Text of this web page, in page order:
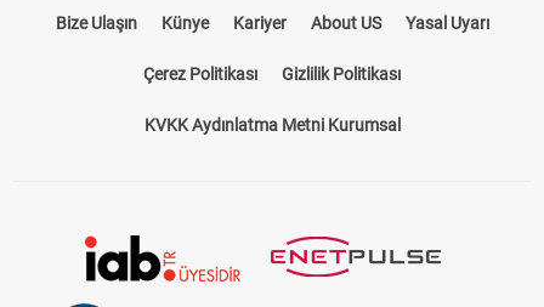
Bize Ulaşın Künye Kariyer About US Yasal Uyarı
Çerez Politikası Gizlilik Politikası
KVKK Aydınlatma Metni Kurumsal